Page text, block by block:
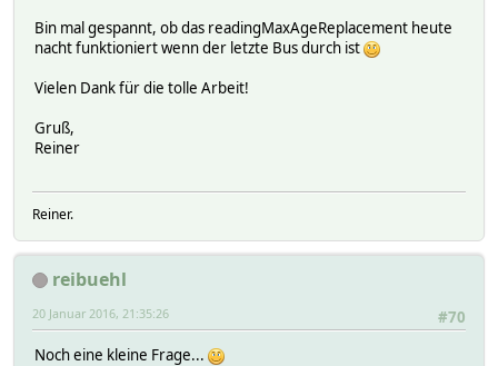
Bin mal gespannt, ob das readingMaxAgeReplacement heute
nacht funktioniert wenn der letzte Bus durch ist
Vielen Dank für die tolle Arbeit!
Gruß,
Reiner
Reiner.
reibuehl
#70
20 Januar 2016, 21:35:26
Noch eine kleine Frage...